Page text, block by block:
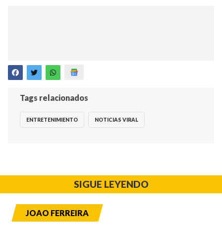
Tags relacionados
ENTRETENIMIENTO NOTICIAS VIRAL
SIGUE LEYENDO
JOAO FERREIRA